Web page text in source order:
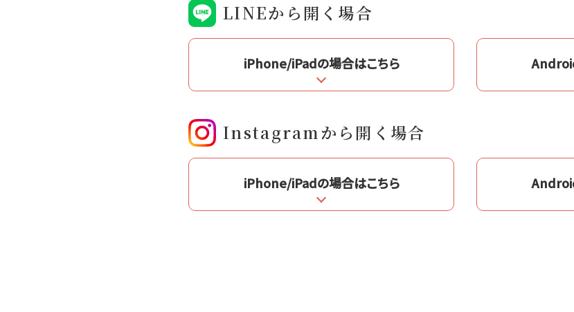
LINEから開く場合
iPhone/iPadの場合はこちら
Instagramから開く場合
iPhone/iPadの場合はこちら